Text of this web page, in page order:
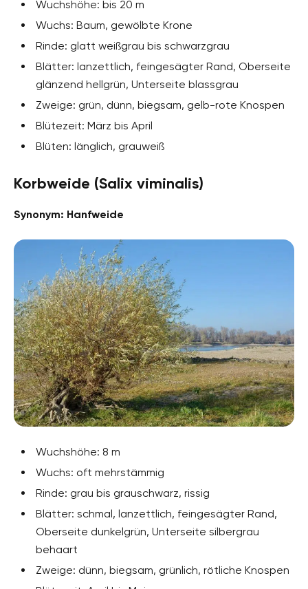
Wuchshöhe: bis 20 m
Wuchs: Baum, gewölbte Krone
Rinde: glatt weißgrau bis schwarzgrau
Blätter: lanzettlich, feingesägter Rand, Oberseite
glänzend hellgrün, Unterseite blassgrau
Zweige: grün, dünn, biegsam, gelb-rote Knospen
Blütezeit: März bis April
Blüten: länglich, grauweiß
Korbweide (Salix viminalis)
Synonym: Hanfweide
Wuchshöhe: 8 m
Wuchs: oft mehrstämmig
Rinde: grau bis grauschwarz, rissig
Blätter: schmal, lanzettlich, feingesägter Rand,
Oberseite dunkelgrün, Unterseite silbergrau
behaart
Zweige: dünn, biegsam, grünlich, rötliche Knospen